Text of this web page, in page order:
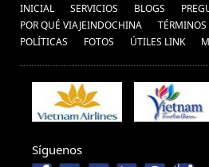
INICIAL SERVICIOS BLOGS
POR QUÉ VIAJEINDOCHINA
POLÍ­TICAS
FOTOS ÚTILES LINK
Síguenos